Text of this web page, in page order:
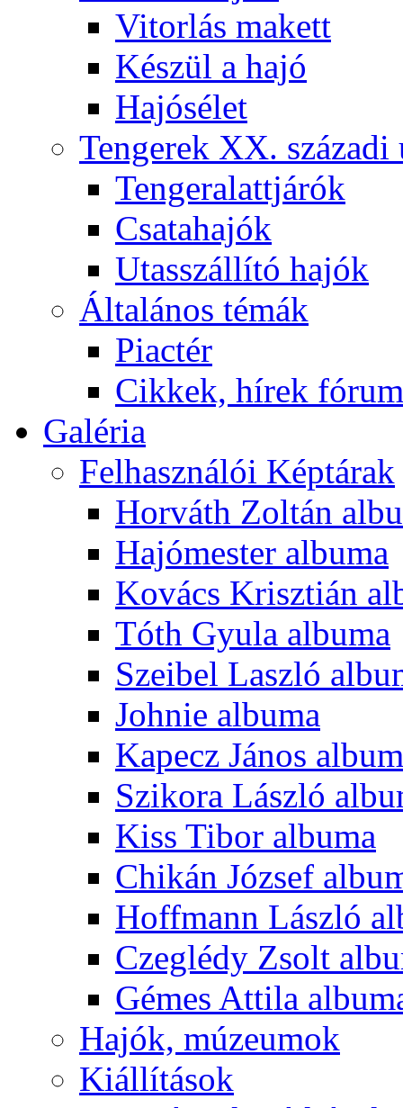
Vitorlás makett
Készül a hajó
Hajósélet
Tengerek XX. századi
Tengeralattjárók
Csatahajók
Utasszállító hajók
Általános témák
Piactér
Cikkek, hírek
Galéria
Felhasználói Képtárak
Horváth Zoltán
Hajómester albuma
Kovács Krisztián
Tóth Gyula albuma
Szeibel Laszló
Johnie albuma
Kapecz János
Szikora László
Kiss Tibor albuma
Chikán József
Hoffmann László
Czeglédy Zsolt
Gémes Attila
Hajók, múzeumok
Kiállítások